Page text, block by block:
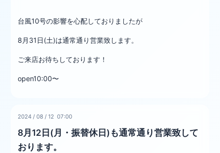
台風10号の影響を心配しておりましたが
8月31日(土)は通常通り営業致します。
ご来店お待ちしております！
open10:00〜
2024 /08 /12 07:00
8月12日(月・振替休日)も通常通り営業致して
おります。